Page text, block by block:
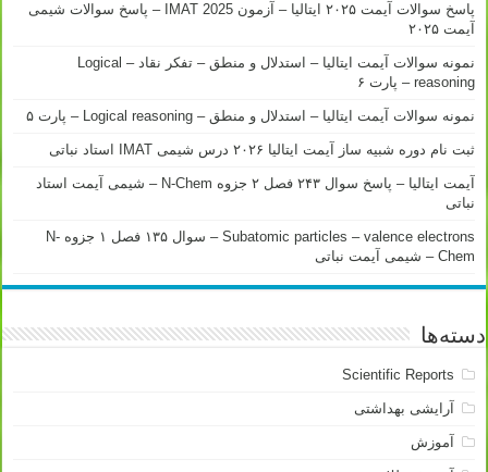
پاسخ سوالات آیمت ۲۰۲۵ ایتالیا – آزمون IMAT 2025 – پاسخ سوالات شیمی
آیمت ۲۰۲۵
نمونه سوالات آیمت ایتالیا – استدلال و منطق – تفکر نقاد – Logical
reasoning – پارت ۶
نمونه سوالات آیمت ایتالیا – استدلال و منطق – Logical reasoning – پارت ۵
ثبت نام دوره شبیه ساز آیمت ایتالیا ۲۰۲۶ درس شیمی IMAT استاد نباتی
آیمت ایتالیا – پاسخ سوال ۲۴۳ فصل ۲ جزوه N-Chem – شیمی آیمت استاد
نباتی
Subatomic particles – valence electrons – سوال ۱۳۵ فصل ۱ جزوه N-
Chem – شیمی آیمت نباتی
دسته‌ها
Scientific Reports
آرایشی بهداشتی
آموزش